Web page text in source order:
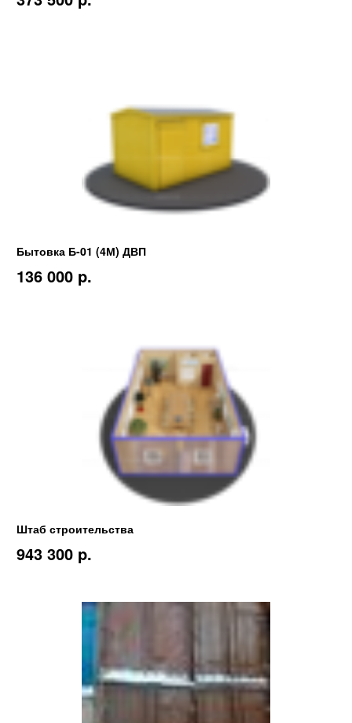
Бытовка Б-01 (4М) ДВП
136 000 p.
Штаб строительства
943 300 p.